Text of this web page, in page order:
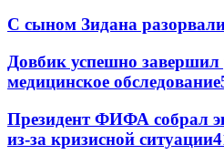
С сыном Зидана
Довбик успешно завершил
медицинское обследование
Президент ФИФА собрал
из-за кризисной ситуации